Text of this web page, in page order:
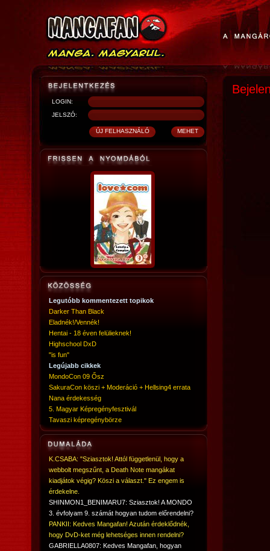
LOGIN:
JELSZÓ:
Legutóbb kommentezett topikok
Darker Than Black
Eladnék!/Vennék!
Hentai - 18 éven felülieknek!
Highschool DxD
"is fun"
Legújabb cikkek
MondoCon 09 Ősz
SakuraCon köszi + Moderáció + Hellsing4 errata
Nana érdekesség
5. Magyar Képregényfesztivál
Tavaszi képregénybörze
K.CSABA: "Sziasztok! Attól függetlenül, hogy a
webbolt megszűnt, a Death Note mangákat
kiadjátok végig? Köszi a választ." Ez engem is
érdekelne.
SHINMON1_BENIMARU7: Sziasztok! A MONDO
3. évfolyam 9. számát hogyan tudom előrendelni?
PANKII: Kedves Mangafan! Azután érdeklődnék,
hogy DvD-ket még lehetséges innen rendelni?
GABRIELLA0807: Kedves Mangafan, hogyan